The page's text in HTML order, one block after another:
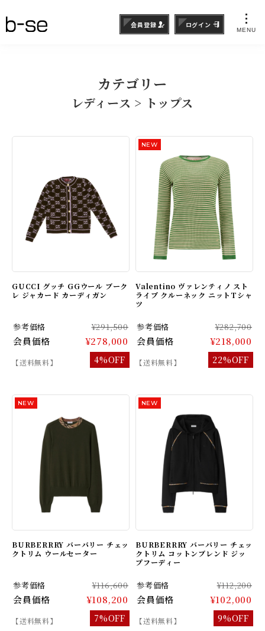
MENU
会員登録 ログイン
カテゴリー
レディース > トップス
GUCCI グッチ GGウール ブーク
レ ジャカード カーディガン
参考価格 ¥291,500
会員価格 ¥278,000
【送料無料】 4%OFF
Valentino ヴァレンティノ スト
ライプ クルーネック ニットTシャ
ツ
参考価格 ¥282,700
会員価格 ¥218,000
【送料無料】 22%OFF
BURBERRRY バーバリー チェッ
クトリム ウールセーター
参考価格 ¥116,600
会員価格 ¥108,200
【送料無料】 7%OFF
BURBERRRY バーバリー チェッ
クトリム コットンブレンド ジッ
プフーディー
参考価格 ¥112,200
会員価格 ¥102,000
【送料無料】 9%OFF